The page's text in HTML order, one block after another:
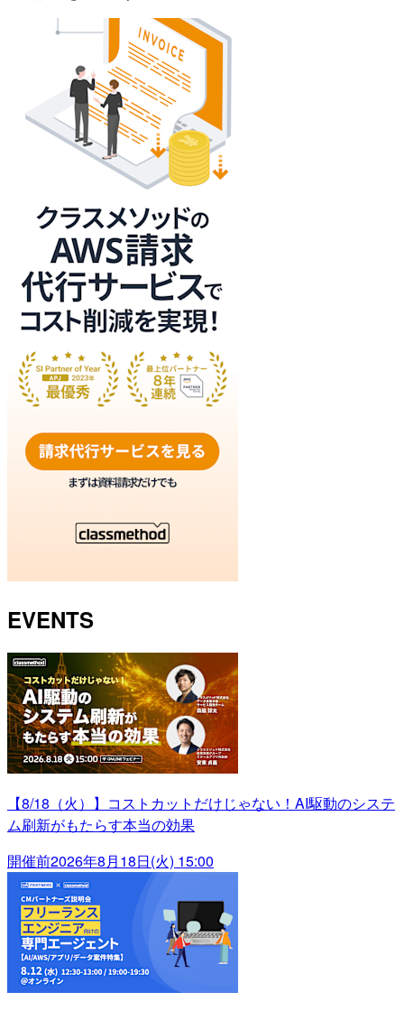
EVENTS
【8/18（火）】コストカットだけじゃない！AI駆動のシステ
ム刷新がもたらす本当の効果
開催前2026年8月18日(火) 15:00